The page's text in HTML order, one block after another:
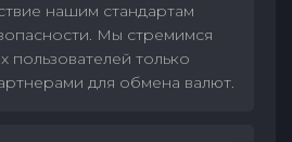
нашим стандартам
Мы стремимся
пользователей только
для обмена валют.